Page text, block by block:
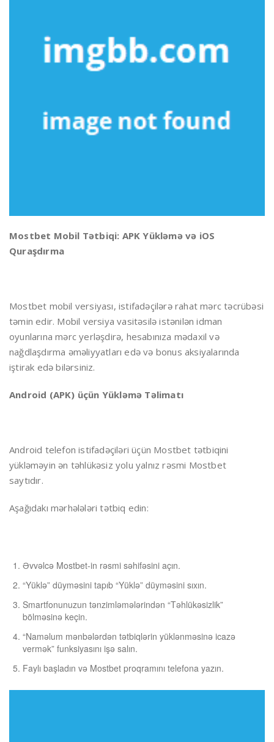
Mostbet Mobil Tətbiqi: APK Yükləmə və iOS
Quraşdırma
Mostbet mobil versiyası, istifadəçilərə rahat mərc təcrübəsi
təmin edir. Mobil versiya vasitəsilə istənilən idman
oyunlarına mərc yerləşdirə, hesabınıza mədaxil və
nağdlaşdırma əməliyyatları edə və bonus aksiyalarında
iştirak edə bilərsiniz.
Android (APK) üçün Yükləmə Təlimatı
Android telefon istifadəçiləri üçün Mostbet tətbiqini
yükləməyin ən təhlükəsiz yolu yalnız rəsmi Mostbet
saytıdır.
Aşağıdakı mərhələləri tətbiq edin:
Əvvəlcə Mostbet-in rəsmi səhifəsini açın.
“Yüklə” düyməsini tapıb “Yüklə” düyməsini sıxın.
Smartfonunuzun tənzimləmələrindən “Təhlükəsizlik”
bölməsinə keçin.
“Naməlum mənbələrdən tətbiqlərin yüklənməsinə icazə
vermək” funksiyasını işə salın.
Faylı başladın və Mostbet proqramını telefona yazın.